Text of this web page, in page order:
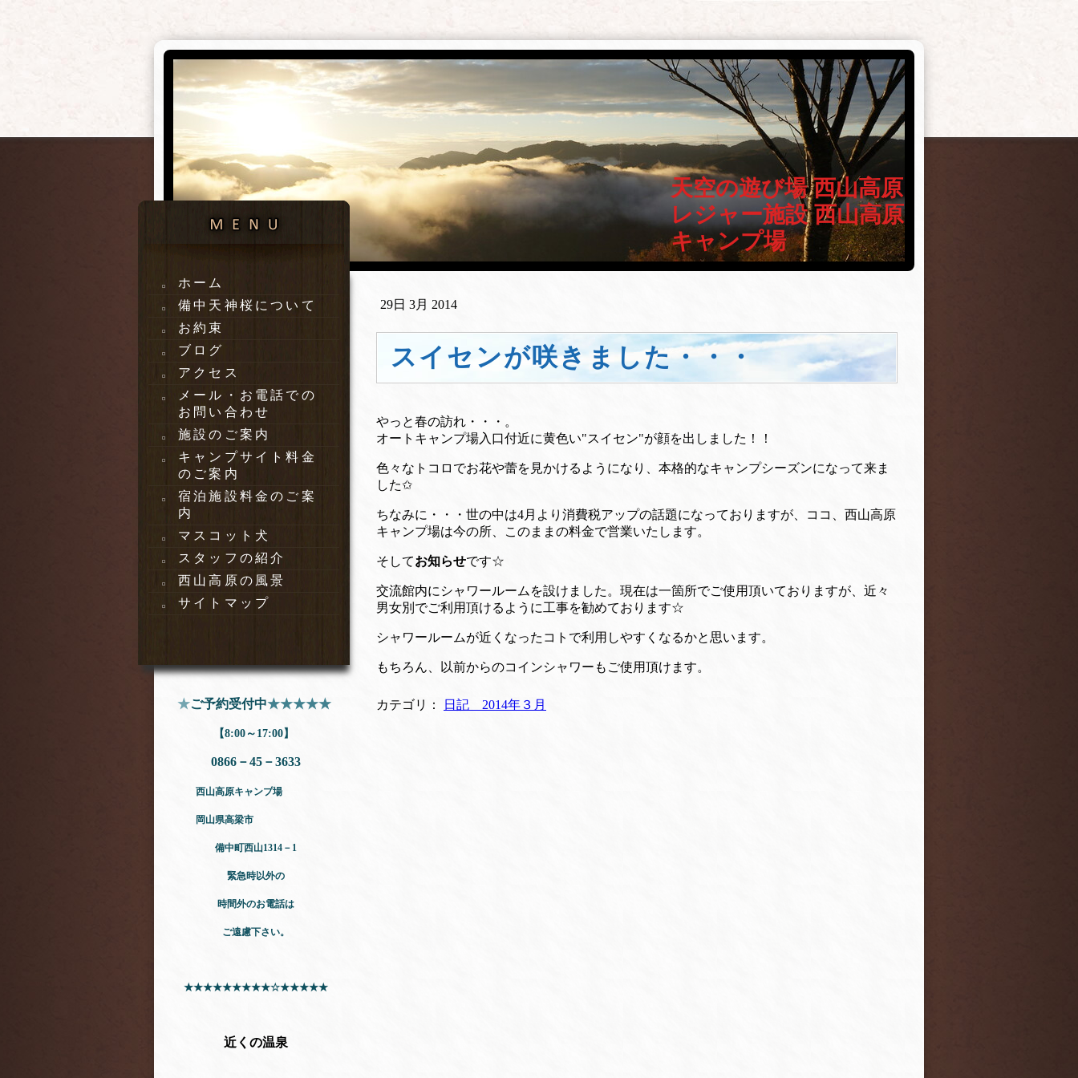
天空の遊び場 西山高原
レジャー施設 西山高原
キャンプ場
ホーム
備中天神桜について
お約束
ブログ
アクセス
メール・お電話での
お問い合わせ
施設のご案内
キャンプサイト料金
のご案内
宿泊施設料金のご案
内
マスコット犬
スタッフの紹介
西山高原の風景
サイトマップ
★ご予約受付中★★★★★
【8:00～17:00】
0866－45－3633
西山高原キャンプ場
岡山県高梁市
備中町西山1314－1
緊急時以外の
時間外のお電話は
ご遠慮下さい。
★★★★★★★★★☆★★★★★
近くの温泉
29日 3月 2014
スイセンが咲きました・・・
やっと春の訪れ・・・。
オートキャンプ場入口付近に黄色い"スイセン"が顔を出しました！！
色々なトコロでお花や蕾を見かけるようになり、本格的なキャンプシーズンになって来ま
した✩
ちなみに・・・世の中は4月より消費税アップの話題になっておりますが、ココ、西山高原
キャンプ場は今の所、このままの料金で営業いたします。
そしてお知らせです☆
交流館内にシャワールームを設けました。現在は一箇所でご使用頂いておりますが、近々
男女別でご利用頂けるように工事を勧めております☆
シャワールームが近くなったコトで利用しやすくなるかと思います。
もちろん、以前からのコインシャワーもご使用頂けます。
カテゴリ： 日記 2014年３月